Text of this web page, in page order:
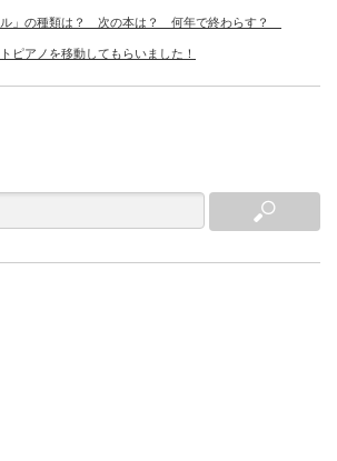
ル」の種類は？ 次の本は？ 何年で終わらす？
ピアノを移動してもらいました！